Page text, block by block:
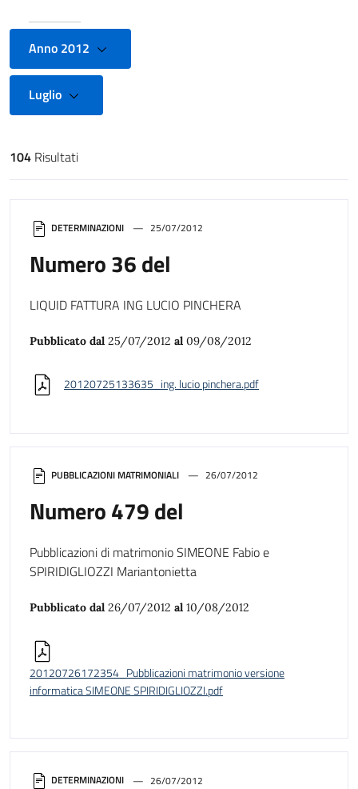
Anno 2012
Luglio
Risultati di ricerca
104 Risultati
DETERMINAZIONI 26/07/2012
PUBBLICAZIONI MATRIMONIALI 26/07/2012
Numero 479 del
Pubblicazioni di matrimonio SIMEONE Fabio e
SPIRIDIGLIOZZI Mariantonietta
Pubblicato dal 26/07/2012 al 10/08/2012
20120726172354_Pubblicazioni matrimonio versione
informatica SIMEONE SPIRIDIGLIOZZI.pdf
DETERMINAZIONI 25/07/2012
Numero 36 del
LIQUID FATTURA ING LUCIO PINCHERA
Pubblicato dal 25/07/2012 al 09/08/2012
20120725133635_ing. lucio pinchera.pdf